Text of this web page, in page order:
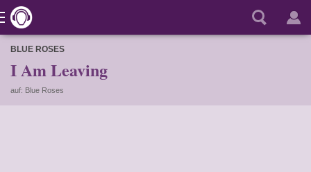
BLUE ROSES
I Am Leaving
auf: Blue Roses